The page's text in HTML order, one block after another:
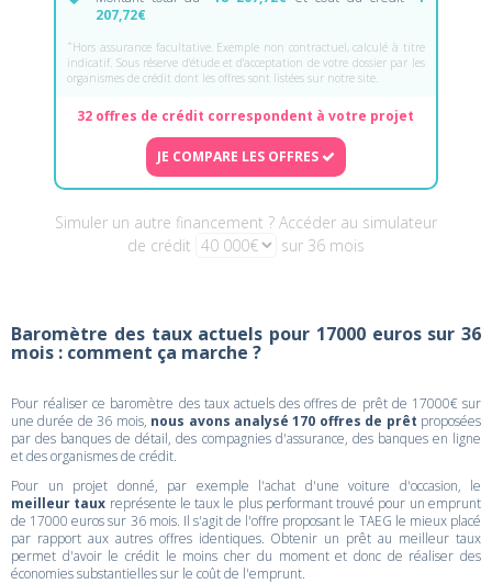
207,72€
* Hors assurance facultative. Exemple non contractuel, calculé à titre
indicatif. Sous réserve d'étude et d'acceptation de votre dossier par les
organismes de crédit dont les offres sont listées sur notre site.
32 offres de crédit correspondent à votre projet
JE COMPARE LES OFFRES
Simuler un autre financement ? Accéder au simulateur
de crédit
sur 36 mois
Baromètre des taux actuels pour 17000 euros sur 36
mois : comment ça marche ?
Pour réaliser ce baromètre des taux actuels des offres de prêt de 17000€ sur
une durée de 36 mois, nous avons analysé 170 offres de prêt proposées
par des banques de détail, des compagnies d'assurance, des banques en ligne
et des organismes de crédit.
Pour un projet donné, par exemple l'achat d'une voiture d'occasion, le
meilleur taux représente le taux le plus performant trouvé pour un emprunt
de 17000 euros sur 36 mois. Il s'agit de l'offre proposant le TAEG le mieux placé
par rapport aux autres offres identiques. Obtenir un prêt au meilleur taux
permet d'avoir le crédit le moins cher du moment et donc de réaliser des
économies substantielles sur le coût de l'emprunt.